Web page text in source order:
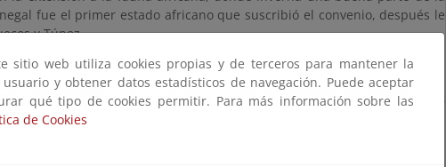
fue el primer estado africano que suscribió el convenio, después le
y Túnez.
nivel internacional por los Planes de Acción (para Aves mundialmente
etc) y las Estrategias de conservación (de conservación vegetal,
de invertebrados, etc) elaborados por Grupos de expertos creados por
sitio web utiliza cookies propias y de terceros para mantener la
y obtener datos estadísticos de navegación. Puede aceptar
qué tipo de cookies permitir. Para más información sobre las
de Cookies